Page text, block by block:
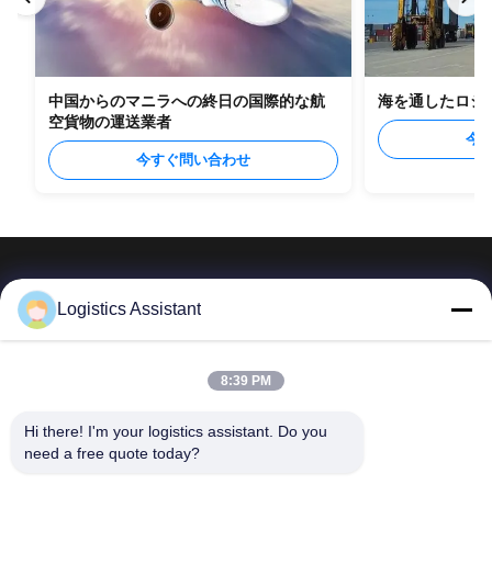
中国からのマニラへの終日の国際的な航
空貨物の運送業者
今すぐ問い合わせ
海を通したロシ
今
私たちを選べば、決して忘れられない体験を
簡単なリンク 連絡 ください
Logistics Assistant
8:39 PM
Hi there! I'm your logistics assistant. Do you
need a free quote today?